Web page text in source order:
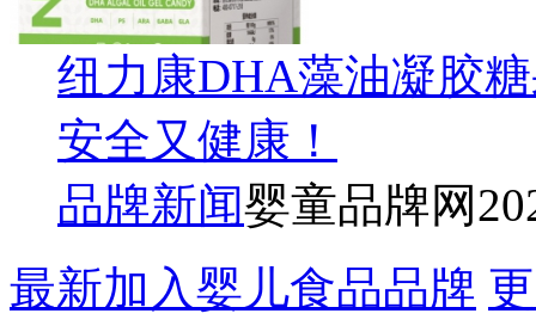
纽力康DHA藻油凝胶
安全又健康！
品牌新闻婴童品牌网
最新加入婴儿食品品牌